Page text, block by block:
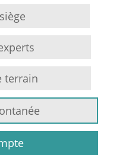
terrain